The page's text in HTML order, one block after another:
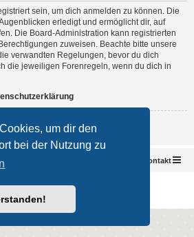
um dir den
bei der Nutzung zu
sein, um dich anmelden zu können. Die
erledigt und ermöglicht dir, auf
Die Board-Administration kann registrierten
zuweisen. Beachte bitte unsere
verwandten Regelungen, bevor du dich
die jeweiligen Forenregeln, wenn du dich in
Kontakt
® Forum Software © phpBB Limited
Datenschutz|